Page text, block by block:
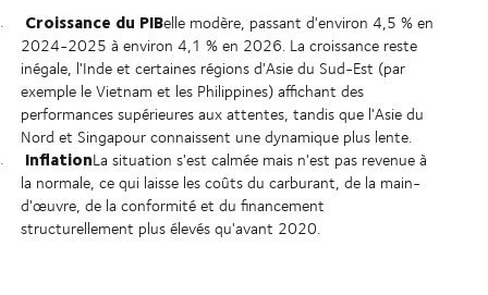
Croissance du PIBelle modère, passant d'environ 4,5 % en
2024-2025 à environ 4,1 % en 2026. La croissance reste
inégale, l'Inde et certaines régions d'Asie du Sud-Est (par
exemple le Vietnam et les Philippines) affichant des
performances supérieures aux attentes, tandis que l'Asie du
Nord et Singapour connaissent une dynamique plus lente.
InflationLa situation s'est calmée mais n'est pas revenue à
la normale, ce qui laisse les coûts du carburant, de la main-
d'œuvre, de la conformité et du financement
structurellement plus élevés qu'avant 2020.